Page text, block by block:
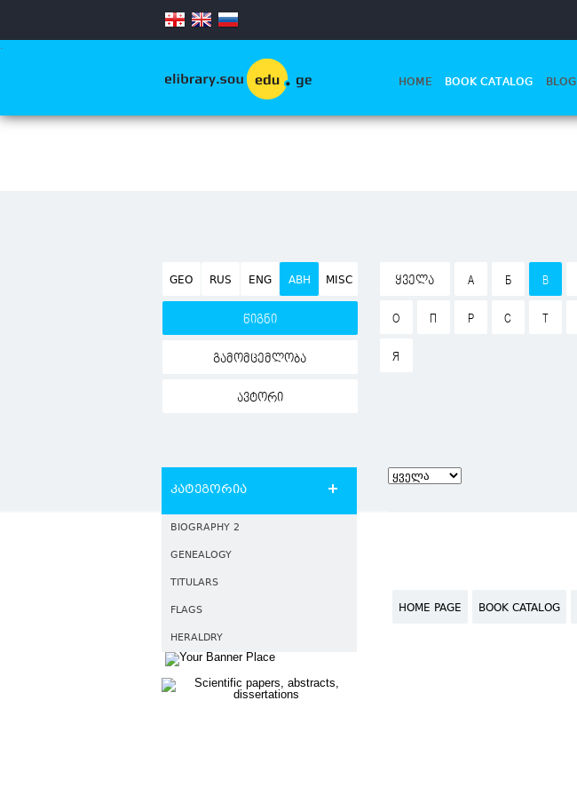
.
HOME BOOK CATALOG BLOG
GEO RUS ENG ABH MISC
წიგნი
გამომცემლობა
ავტორი
ᲧᲕᲔᲚᲐ А Б В
О П Р С Т
Я
კატეგორია
BIOGRAPHY 2
GENEALOGY
TITULARS
FLAGS
HERALDRY
HOME PAGE BOOK CATALOG